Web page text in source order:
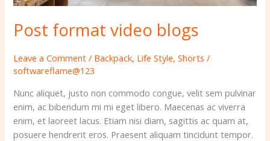
Post format video blogs
Leave a Comment / Backpack, Life Style,Shorts /
softwareflame@123
Nunc aliquet, justo non commodo congue, velit sem pulvinar
enim, ac bibendum mi mi eget libero. Maecenas ac viverra
enim, et laoreet lacus. Etiam nisi diam, sagittis ac quam at,
posuere hendrerit eros. Praesent aliquam tincidunt tempor.